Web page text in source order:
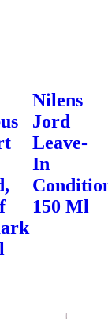
Nilens
Jord
Leave-
In
150 Ml